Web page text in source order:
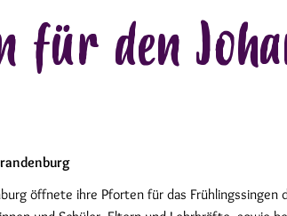
für den
öffnete ihre Pforten für das